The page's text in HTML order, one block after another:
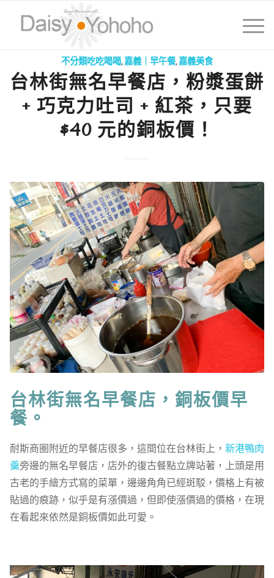
不分類吃吃喝喝,嘉義｜早午餐,嘉義美食
台林街無名早餐店，粉漿蛋餅
+ 巧克力吐司 + 紅茶，只要
$40 元的銅板價！
台林街無名早餐店，銅板價早
餐。
耐斯商圈附近的早餐店很多，這間位在台林街上， 新港鴨肉
羹旁邊的無名早餐店，店外的復古餐點立牌站著，上頭是用
古老的手繪方式寫的菜單，邊邊角角已經斑駁，價格上有被
貼過的痕跡，似乎是有漲價過，但即使漲價過的價格，在現
在看起來依然是銅板價如此可愛。